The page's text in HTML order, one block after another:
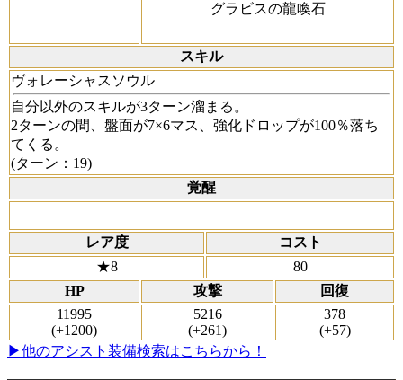
グラビスの龍喚石
スキル
ヴォレーシャスソウル
自分以外のスキルが3ターン溜まる。
2ターンの間、盤面が7×6マス、強化ドロップが100％落ち
てくる。
(ターン：19)
覚醒
レア度
コスト
★8
80
HP
攻撃
回復
11995
(+1200)
5216
(+261)
378
(+57)
▶他のアシスト装備検索はこちらから！